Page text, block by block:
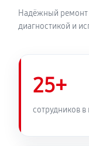
Надёжный ремонт
диагностикой и
25+
сотрудников в